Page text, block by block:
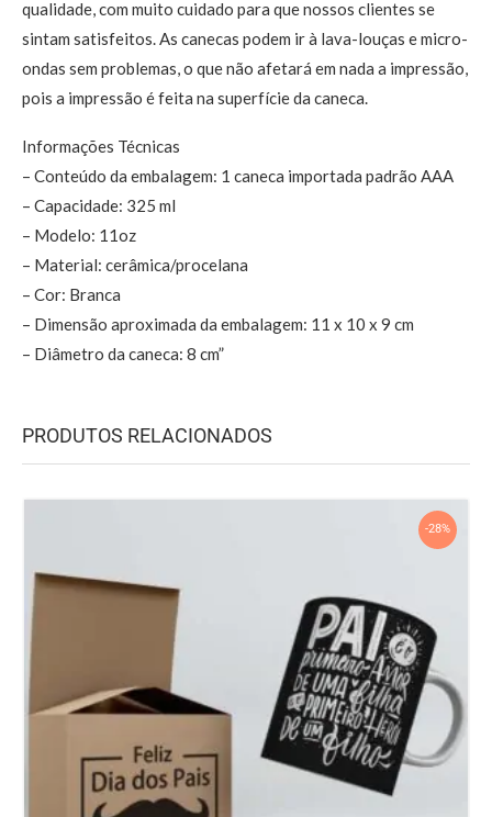
qualidade, com muito cuidado para que nossos clientes se
sintam satisfeitos. As canecas podem ir à lava-louças e micro-
ondas sem problemas, o que não afetará em nada a impressão,
pois a impressão é feita na superfície da caneca.
Informações Técnicas
– Conteúdo da embalagem: 1 caneca importada padrão AAA
– Capacidade: 325 ml
– Modelo: 11oz
– Material: cerâmica/procelana
– Cor: Branca
– Dimensão aproximada da embalagem: 11 x 10 x 9 cm
– Diâmetro da caneca: 8 cm”
PRODUTOS RELACIONADOS
-28%